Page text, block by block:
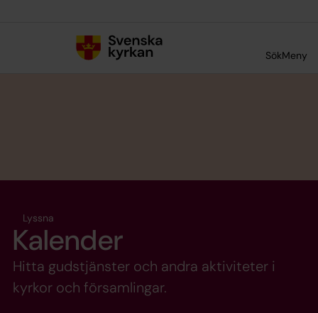
SökMeny
Lyssna
Kalender
Hitta gudstjänster och andra aktiviteter i
kyrkor och församlingar.